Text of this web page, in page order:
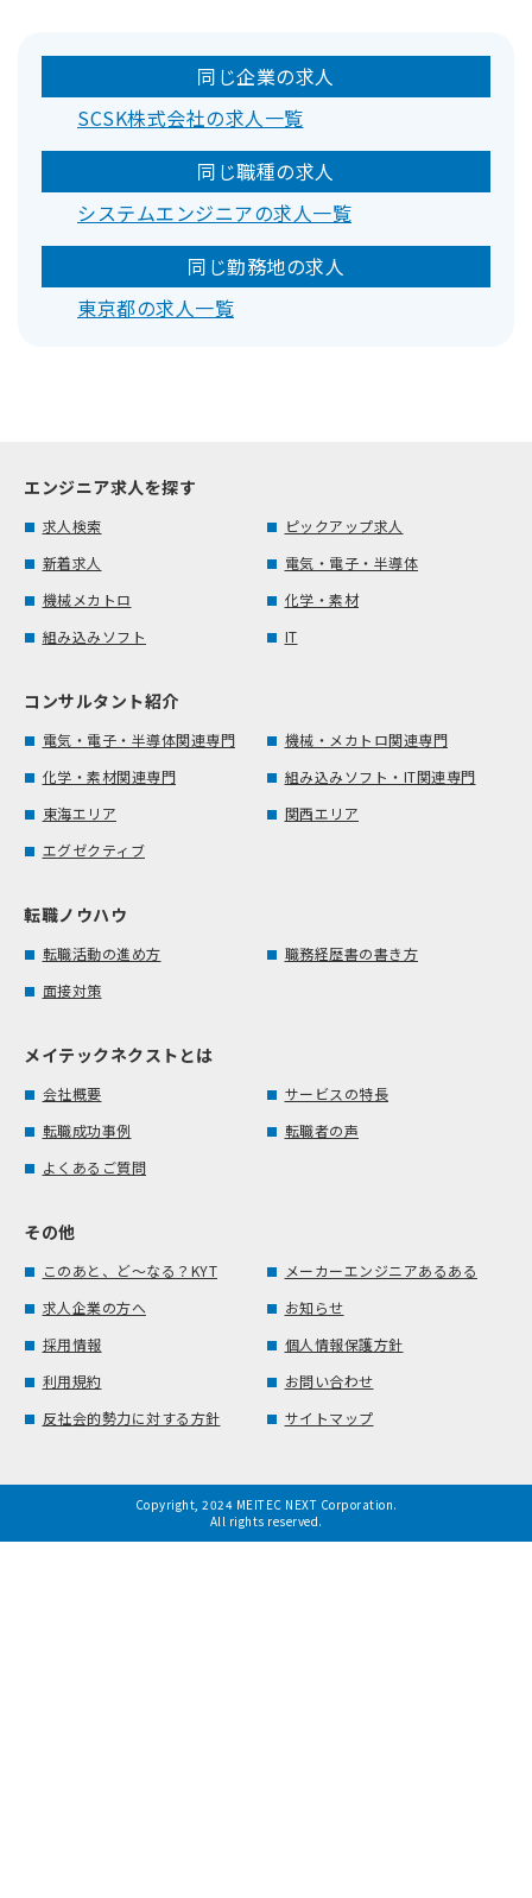
同じ企業の求人
SCSK株式会社の求人一覧
同じ職種の求人
システムエンジニアの求人一覧
同じ勤務地の求人
東京都の求人一覧
エンジニア求人を探す
求人検索
ピックアップ求人
新着求人
電気・電子・半導体
機械メカトロ
化学・素材
組み込みソフト
IT
コンサルタント紹介
電気・電子・半導体関連専門
機械・メカトロ関連専門
化学・素材関連専門
組み込みソフト・IT関連専門
東海エリア
関西エリア
エグゼクティブ
転職ノウハウ
転職活動の進め方
職務経歴書の書き方
面接対策
メイテックネクストとは
会社概要
サービスの特長
転職成功事例
転職者の声
よくあるご質問
その他
このあと、ど～なる？KYT
メーカーエンジニアあるある
求人企業の方へ
お知らせ
採用情報
個人情報保護方針
利用規約
お問い合わせ
反社会的勢力に対する方針
サイトマップ
Copyright, 2024 MEITEC NEXT Corporation.
All rights reserved.